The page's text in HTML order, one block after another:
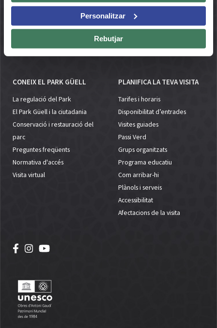
Personalitzar
Rebutjar
Galeria Multimèdia
Natura i biodiversitat
Els espais d'estada
CONEIX EL PARK GÜELL
La regulació del Park
El Park Güell i la ciutadania
Conservació i restauració del
parc
Preguntes freqüents
Normativa d'accés
Visita virtual
PLANIFICA LA TEVA VISITA
Tarifes i horaris
Disponibilitat d’entrades
Visites guiades
Passi Verd
Grups organitzats
Programa educatiu
Com arribar-hi
Plànols i serveis
Accessibilitat
Afectacions de la visita